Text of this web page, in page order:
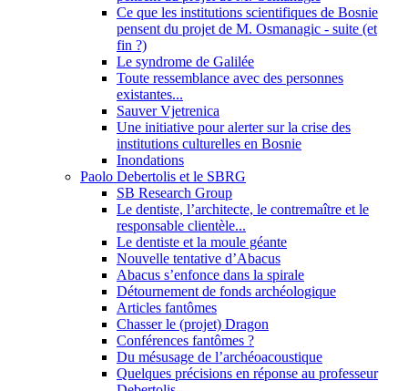
Ce que les institutions scientifiques de Bosnie
pensent du projet de M. Osmanagic - suite (et
fin ?)
Le syndrome de Galilée
Toute ressemblance avec des personnes
existantes...
Sauver Vjetrenica
Une initiative pour alerter sur la crise des
institutions culturelles en Bosnie
Inondations
Paolo Debertolis et le SBRG
SB Research Group
Le dentiste, l’architecte, le contremaître et le
responsable clientèle...
Le dentiste et la moule géante
Nouvelle tentative d’Abacus
Abacus s’enfonce dans la spirale
Détournement de fonds archéologique
Articles fantômes
Chasser le (projet) Dragon
Conférences fantômes ?
Du mésusage de l’archéoacoustique
Quelques précisions en réponse au professeur